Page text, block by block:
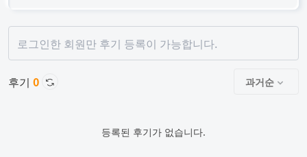
로그인한 회원만 후기 등록이 가능합니다.
후기 0 과거순
등록된 후기가 없습니다.